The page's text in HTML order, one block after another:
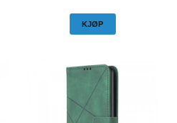
KJØP